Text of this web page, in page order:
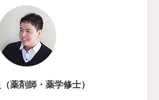
薬剤師・薬学修士）